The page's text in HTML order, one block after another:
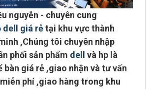
nguyễn - chuyên cung
dell giá rẻtại khu vựcthành
,Chúng tôi chuyên nhập
phối sản phẩm dell
và hp là
bàn giá rẻ ,giao nhận và tư vấn
miễn phí ,giao hàng trong khu